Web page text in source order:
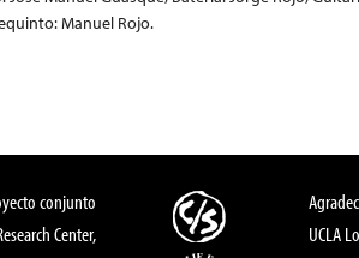
Manuel Rojo.
conjunto
Center,
UCLA